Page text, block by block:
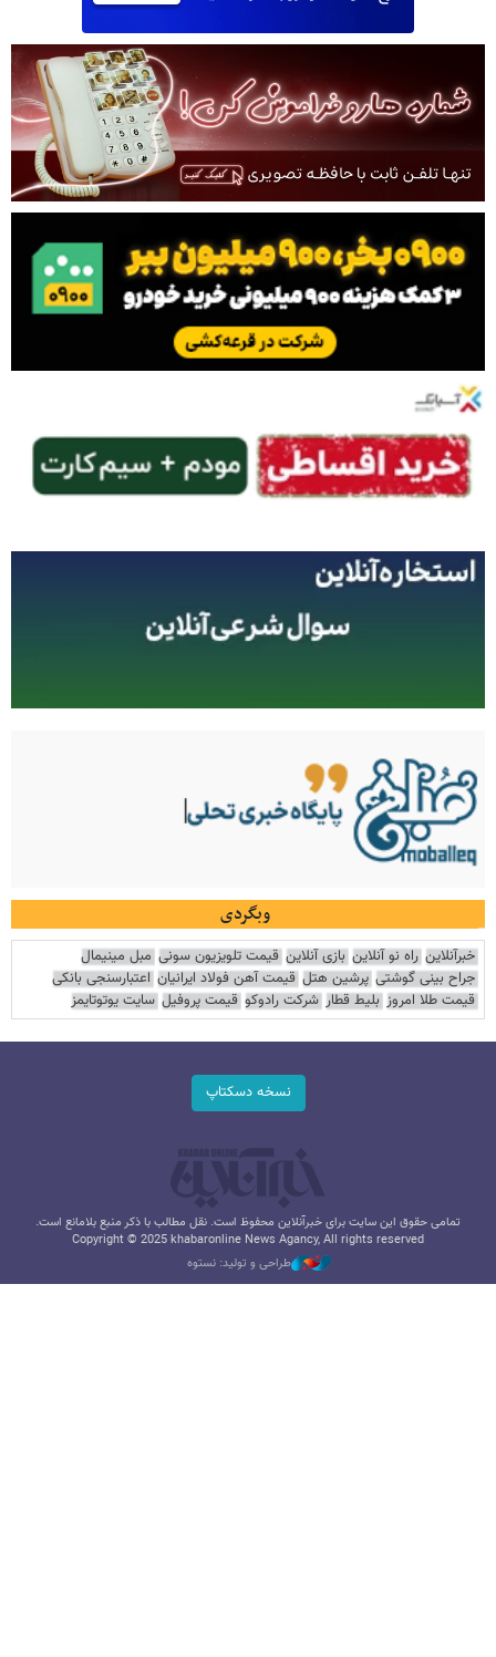
وبگردی
خبرآنلاین راه نو آنلاین بازی آنلاین قیمت تلویزیون سونی مبل مینیمال
جراح بینی گوشتی پرشین هتل قیمت آهن فولاد ایرانیان اعتبارسنجی بانکی
قیمت طلا امروز بلیط قطار شرکت رادوکو قیمت پروفیل سایت یوتوتایمز
نسخه دسکتاپ
تمامی حقوق این سایت برای خبرآنلاین محفوظ است. نقل مطالب با ذکر منبع بلامانع است.
Copyright © 2025 khabaronline News Agancy, All rights reserved
طراحی و تولید: نستوه